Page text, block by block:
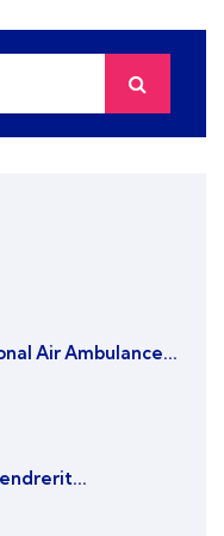
Air Ambulance...